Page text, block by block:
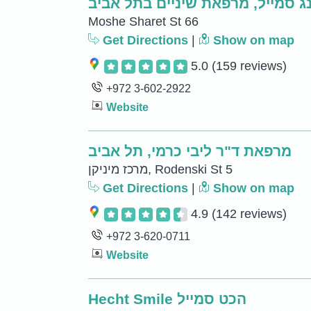
Moshe Sharet St 66
Get Directions
Show on map
5.0 (159 reviews)
+972 3-602-2922
Website
מרפאת ד"ר ליבי כרמי, תל אביב
מרכז מיניקן, Rodenski St 5
Get Directions
Show on map
4.9 (142 reviews)
+972 3-620-0711
Website
Hecht Smile הכט סמייל